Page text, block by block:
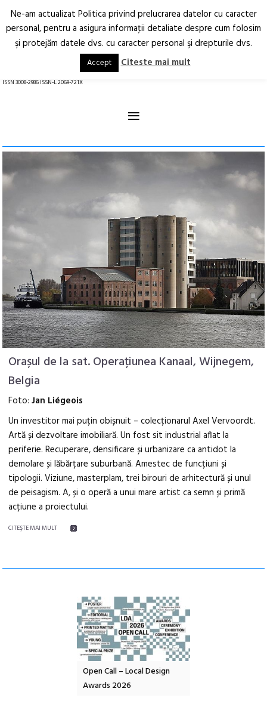
Arhitectură.
Oraș.
RO EN
ISSN 3008-2986 ISSN-L 2069-721X
≡
Orașul de la sat. Operațiunea Kanaal, Wijnegem,
Belgia
Foto:Jan Liégeois
Un investitor mai puțin obișnuit – colecționarul Axel Vervoordt.
Artă și dezvoltare imobiliară. Un fost sit industrial aflat la
periferie. Recuperare, densificare și urbanizare ca antidot la
demolare și lăbărțare suburbană. Amestec de funcțiuni și
tipologii. Viziune, masterplam, trei birouri de arhitectură și unul
de peisagism. A, și o operă a unui mare artist ca semn și primă
acțiune a proiectului.
CITEŞTE MAI MULT
Open Call – Local Design
Awards 2026
Ne-am actualizat Politica privind prelucrarea datelor cu caracter
personal, pentru a asigura informaţii detaliate despre cum folosim
şi protejăm datele dvs. cu caracter personal şi drepturile dvs.
Accept Citeste mai mult